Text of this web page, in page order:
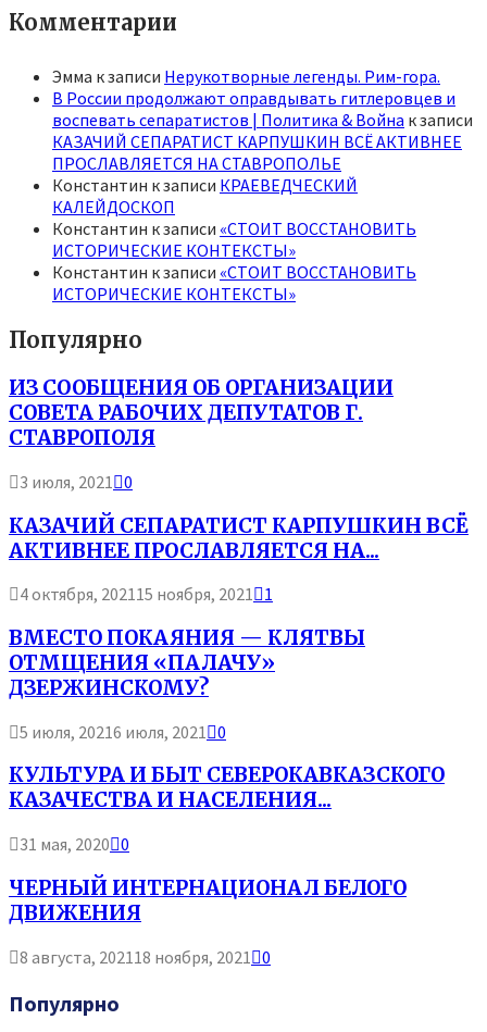
Комментарии
Эмма к записи Нерукотворные легенды. Рим-гора.
В России продолжают оправдывать гитлеровцев и
воспевать сепаратистов | Политика & Война к записи
КАЗАЧИЙ СЕПАРАТИСТ КАРПУШКИН ВСЁ АКТИВНЕЕ
ПРОСЛАВЛЯЕТСЯ НА СТАВРОПОЛЬЕ
Константин к записи КРАЕВЕДЧЕСКИЙ
КАЛЕЙДОСКОП
Константин к записи «СТОИТ ВОССТАНОВИТЬ
ИСТОРИЧЕСКИЕ КОНТЕКСТЫ»
Константин к записи «СТОИТ ВОССТАНОВИТЬ
ИСТОРИЧЕСКИЕ КОНТЕКСТЫ»
Популярно
ИЗ СООБЩЕНИЯ ОБ ОРГАНИЗАЦИИ
СОВЕТА РАБОЧИХ ДЕПУТАТОВ Г.
СТАВРОПОЛЯ
3 июля, 2021 0
КАЗАЧИЙ СЕПАРАТИСТ КАРПУШКИН ВСЁ
АКТИВНЕЕ ПРОСЛАВЛЯЕТСЯ НА...
4 октября, 202115 ноября, 2021 1
ВМЕСТО ПОКАЯНИЯ — КЛЯТВЫ
ОТМЩЕНИЯ «ПАЛАЧУ»
ДЗЕРЖИНСКОМУ?
5 июля, 20216 июля, 2021 0
КУЛЬТУРА И БЫТ СЕВЕРОКАВКАЗСКОГО
КАЗАЧЕСТВА И НАСЕЛЕНИЯ...
31 мая, 2020 0
ЧЕРНЫЙ ИНТЕРНАЦИОНАЛ БЕЛОГО
ДВИЖЕНИЯ
8 августа, 2021 18 ноября, 2021 0
Популярно